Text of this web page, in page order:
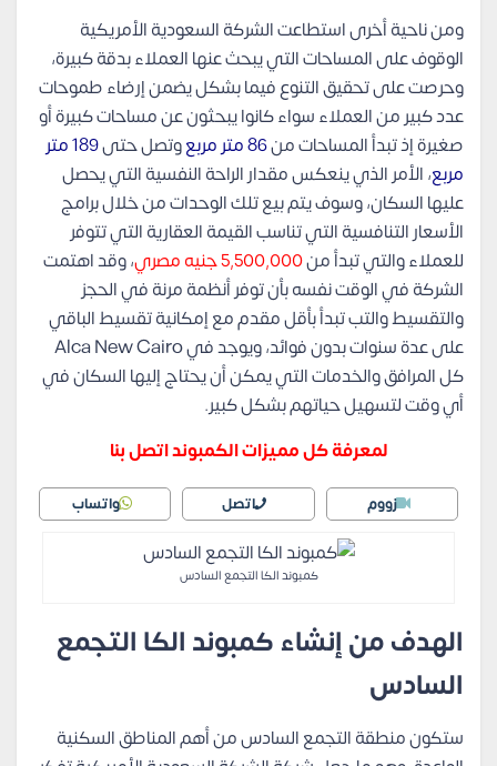
ومن ناحية أخرى استطاعت الشركة السعودية الأمريكية
الوقوف على المساحات التي يبحث عنها العملاء بدقة كبيرة،
وحرصت على تحقيق التنوع فيما بشكل يضمن إرضاء طموحات
عدد كبير من العملاء سواء كانوا يبحثون عن مساحات كبيرة أو
صغيرة إذ تبدأ المساحات من86 متر مربع وتصل حتى
189 متر
مربع، الأمر الذي ينعكس مقدار الراحة النفسية التي يحصل
عليها السكان، وسوف يتم بيع تلك الوحدات من خلال برامج
الأسعار التنافسية التي تناسب القيمة العقارية التي تتوفر
للعملاء والتي تبدأ من5,500,000 جنيه مصري
، وقد اهتمت
الشركة في الوقت نفسه بأن توفر أنظمة مرنة في الحجز
والتقسيط والتب تبدأ بأقل مقدم مع إمكانية تقسيط الباقي
على عدة سنوات بدون فوائد، ويوجد في Alca New Cairo
كل المرافق والخدمات التي يمكن أن يحتاج إليها السكان في
أي وقت لتسهيل حياتهم بشكل كبير.
لمعرفة كل مميزات الكمبوند اتصل بنا
زووم اتصل واتساب
كمبوند الكا التجمع السادس
الهدف من إنشاء كمبوند الكا التجمع
السادس
ستكون منطقة التجمع السادس من أهم المناطق السكنية